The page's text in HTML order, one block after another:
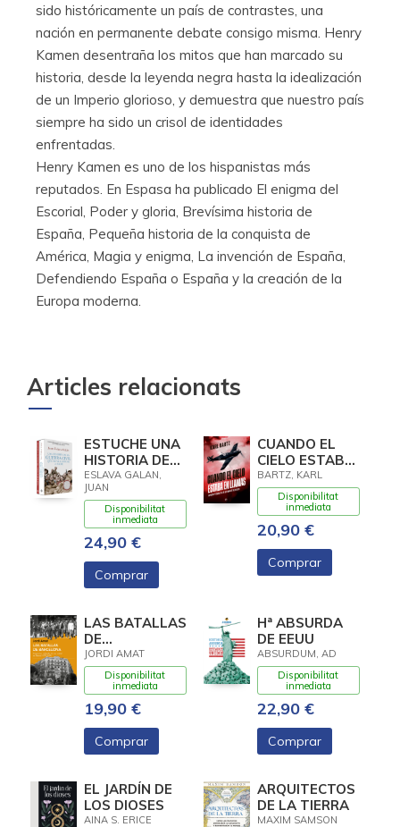
sido históricamente un país de contrastes, una
nación en permanente debate consigo misma. Henry
Kamen desentraña los mitos que han marcado su
historia, desde la leyenda negra hasta la idealización
de un Imperio glorioso, y demuestra que nuestro país
siempre ha sido un crisol de identidades
enfrentadas.
Henry Kamen es uno de los hispanistas más
reputados. En Espasa ha publicado El enigma del
Escorial, Poder y gloria, Brevísima historia de
España, Pequeña historia de la conquista de
América, Magia y enigma, La invención de España,
Defendiendo España o España y la creación de la
Europa moderna.
Articles relacionats
ESTUCHE UNA
HISTORIA DE
LA GUERRA
CIVIL QUE NO
VA A GUSTAR
A NADIE
ESLAVA GALAN,
JUAN
Disponibilitat
inmediata
24,90 €
Comprar
CUANDO EL
CIELO ESTABA
EN LLAMAS
BARTZ, KARL
Disponibilitat
inmediata
20,90 €
Comprar
LAS BATALLAS
DE
BARCELONA
JORDI AMAT
Disponibilitat
inmediata
19,90 €
Comprar
Hª ABSURDA
DE EEUU
ABSURDUM, AD
Disponibilitat
inmediata
22,90 €
Comprar
EL JARDÍN DE
LOS DIOSES
AINA S. ERICE
ARQUITECTOS
DE LA TIERRA
MAXIM SAMSON